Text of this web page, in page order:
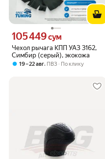
Чехол рычага КПП УАЗ 3162,
Симбир (серый), экокожа
Цена 105449 сум вместо
105 449сум
19 – 22 авг, ПВЗ По клику